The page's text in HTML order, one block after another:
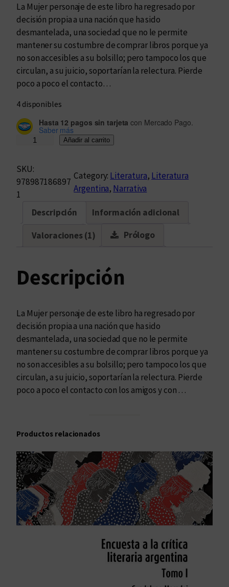
La Mujer personaje de este libro ha regresado por
decisión propia a una nación que ha sido
desmantelada, una sociedad que no le permite
mantener su costumbre de comprar libros porque ya
no son accesibles a su bolsillo; pero tampoco los que
circulan, a su juicio, soportarían la relectura. Pierde
poco a poco el contacto…
4 disponibles
Hasta 12 pagos sin tarjeta con Mercado Pago.
Saber más
n
t
o
c
i
d
a
d
Añadir al carrito
SKU:
978987186897
1
Category: Literatura, Literatura
Argentina, Narrativa
Descripción Información adicional
Valoraciones (1) Prólogo
Descripción
La Mujer personaje de este libro ha regresado por
decisión propia a una nación que ha sido
desmantelada, una sociedad que no le permite
mantener su costumbre de comprar libros porque ya
no son accesibles a su bolsillo; pero tampoco los que
circulan, a su juicio, soportarían la relectura. Pierde
poco a poco el contacto con los amigos y con …
Productos relacionados